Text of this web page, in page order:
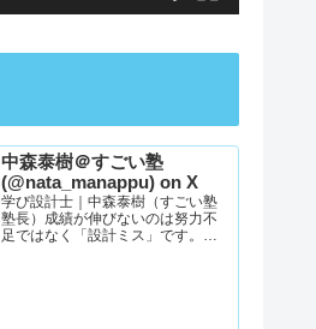
中森泰樹＠すごい塾
(@nata_manappu) on X
学び設計士｜中森泰樹（すごい塾
塾長）成績が伸びないのは努力不
足ではなく「設計ミス」です。